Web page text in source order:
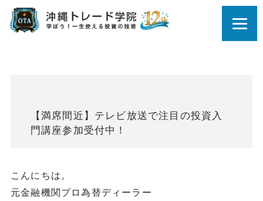
【満席間近】テレビ放送で注目の投資入
門講座参加受付中！
こんにちは。
元金融機関プロ為替ディーラー